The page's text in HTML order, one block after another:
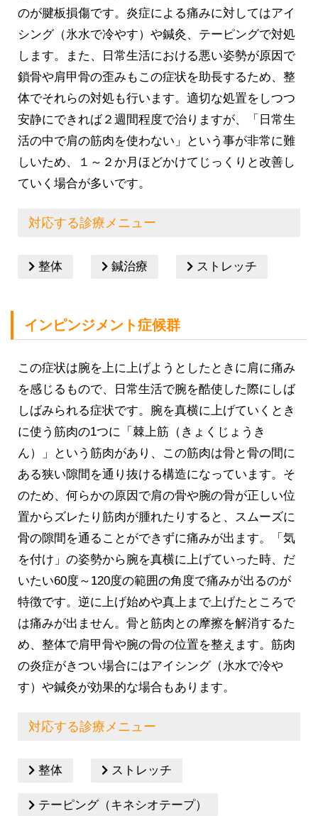
のが腱板損傷です。炎症による痛みに対してはアイ
シング（氷水で冷やす）や鍼灸、テーピングで対処
します。また、日常生活における悪い姿勢が原因で
鎖骨や肩甲骨の歪みもこの症状を助長するため、整
体でそれらの対処も行います。適切な処置をしつつ
安静にできれば２週間程度で治りますが、「日常生
活の中で肩の筋肉を使わない」という事が非常に難
しいため、１～２か月ほどかけてじっくりと改善し
ていく場合が多いです。
対応する診療メニュー
整体 鍼治療 ストレッチ
インピンジメント症候群
この症状は腕を上に上げようとしたときに肩に痛み
を感じるもので、日常生活で腕を酷使した際にしば
しばみられる症状です。腕を真横に上げていくとき
に使う筋肉の1つに「棘上筋（きょくじょうき
ん）」という筋肉があり、この筋肉は骨と骨の間に
ある狭い隙間を通り抜ける構造になっています。そ
のため、何らかの原因で肩の骨や腕の骨が正しい位
置からズレたり筋肉が腫れたりすると、スムーズに
骨の隙間を通ることができずに痛みが出ます。「気
を付け」の姿勢から腕を真横に上げていった時、だ
いたい60度～120度の範囲の角度で痛みが出るのが
特徴です。逆に上げ始めや真上まで上げたところで
は痛みが出ません。骨と筋肉との摩擦を解消するた
め、整体で肩甲骨や腕の骨の位置を整えます。筋肉
の炎症がきつい場合にはアイシング（氷水で冷や
す）や鍼灸が効果的な場合もあります。
対応する診療メニュー
整体 ストレッチ
テーピング（キネシオテープ）